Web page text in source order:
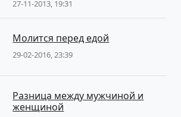
27-11-2013, 19:31
Молится перед едой
29-02-2016, 23:39
Разница между мужчиной и
женщиной